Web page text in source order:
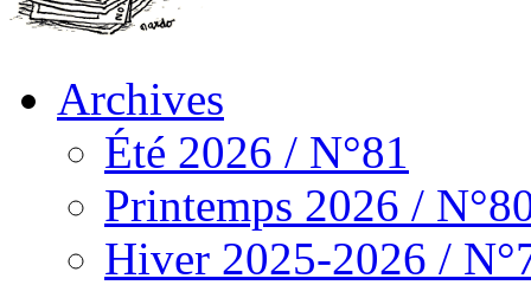
Archives
Été 2026 / N°81
Printemps 2026 /
Hiver 2025-2026 /